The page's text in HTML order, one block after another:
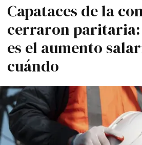
Capataces de la
cerraron paritaria:
es el aumento
cuándo